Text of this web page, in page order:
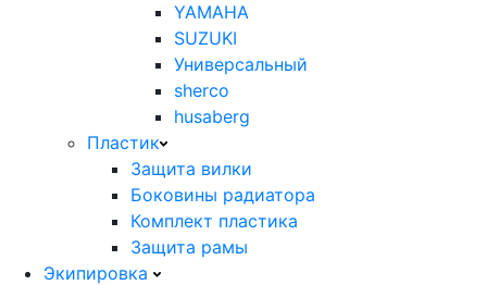
YAMAHA
SUZUKI
Универсальный
sherco
husaberg
Пластик
Защита вилки
Боковины радиатора
Комплект пластика
Защита рамы
Экипировка